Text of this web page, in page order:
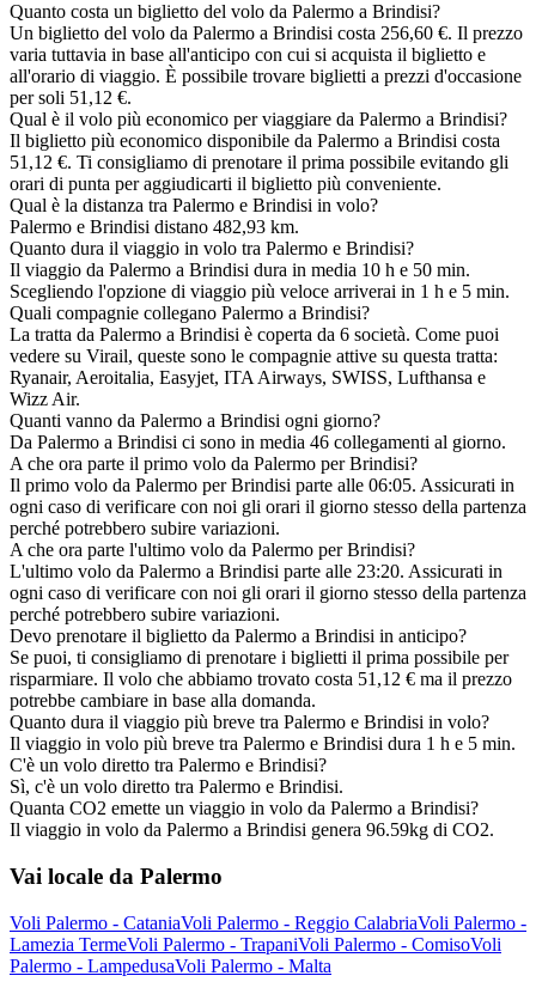
Quanto costa un biglietto del volo da Palermo a Brindisi?
Un biglietto del volo da Palermo a Brindisi costa 256,60 €. Il prezzo
varia tuttavia in base all'anticipo con cui si acquista il biglietto e
all'orario di viaggio. È possibile trovare biglietti a prezzi d'occasione
per soli 51,12 €.
Qual è il volo più economico per viaggiare da Palermo a Brindisi?
Il biglietto più economico disponibile da Palermo a Brindisi costa
51,12 €. Ti consigliamo di prenotare il prima possibile evitando gli
orari di punta per aggiudicarti il biglietto più conveniente.
Qual è la distanza tra Palermo e Brindisi in volo?
Palermo e Brindisi distano 482,93 km.
Quanto dura il viaggio in volo tra Palermo e Brindisi?
Il viaggio da Palermo a Brindisi dura in media 10 h e 50 min.
Scegliendo l'opzione di viaggio più veloce arriverai in 1 h e 5 min.
Quali compagnie collegano Palermo a Brindisi?
La tratta da Palermo a Brindisi è coperta da 6 società. Come puoi
vedere su Virail, queste sono le compagnie attive su questa tratta:
Ryanair, Aeroitalia, Easyjet, ITA Airways, SWISS, Lufthansa e
Wizz Air.
Quanti vanno da Palermo a Brindisi ogni giorno?
Da Palermo a Brindisi ci sono in media 46 collegamenti al giorno.
A che ora parte il primo volo da Palermo per Brindisi?
Il primo volo da Palermo per Brindisi parte alle 06:05. Assicurati in
ogni caso di verificare con noi gli orari il giorno stesso della partenza
perché potrebbero subire variazioni.
A che ora parte l'ultimo volo da Palermo per Brindisi?
L'ultimo volo da Palermo a Brindisi parte alle 23:20. Assicurati in
ogni caso di verificare con noi gli orari il giorno stesso della partenza
perché potrebbero subire variazioni.
Devo prenotare il biglietto da Palermo a Brindisi in anticipo?
Se puoi, ti consigliamo di prenotare i biglietti il prima possibile per
risparmiare. Il volo che abbiamo trovato costa 51,12 € ma il prezzo
potrebbe cambiare in base alla domanda.
Quanto dura il viaggio più breve tra Palermo e Brindisi in volo?
Il viaggio in volo più breve tra Palermo e Brindisi dura 1 h e 5 min.
C'è un volo diretto tra Palermo e Brindisi?
Sì, c'è un volo diretto tra Palermo e Brindisi.
Quanta CO2 emette un viaggio in volo da Palermo a Brindisi?
Il viaggio in volo da Palermo a Brindisi genera 96.59kg di CO2.
Vai locale da Palermo
Voli Palermo - CataniaVoli Palermo - Reggio CalabriaVoli Palermo -
Lamezia TermeVoli Palermo - TrapaniVoli Palermo - ComisoVoli
Palermo - LampedusaVoli Palermo - Malta